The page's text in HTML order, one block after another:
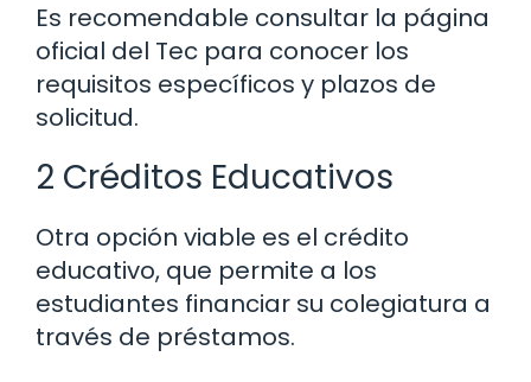
Es recomendable consultar la página
oficial del Tec para conocer los
requisitos específicos y plazos de
solicitud.
2 Créditos Educativos
Otra opción viable es el crédito
educativo, que permite a los
estudiantes financiar su colegiatura a
través de préstamos.